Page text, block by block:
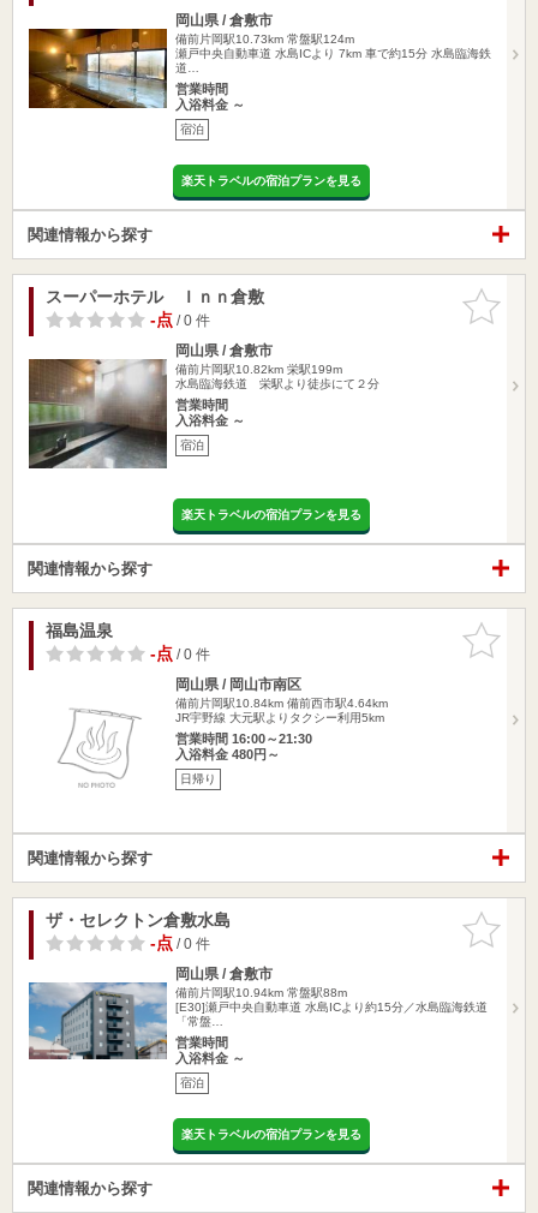
岡山県 / 倉敷市
備前片岡駅10.73km 常盤駅124m
瀬戸中央自動車道 水島ICより 7km 車で約15分 水島臨海鉄
道…
営業時間
入浴料金 ～
宿泊
楽天トラベルの宿泊プランを見る
関連情報から探す
お気に入
りに追加
スーパーホテル Ｉｎｎ倉敷
-点/ 0 件
岡山県 / 倉敷市
備前片岡駅10.82km 栄駅199m
水島臨海鉄道 栄駅より徒歩にて２分
営業時間
入浴料金 ～
宿泊
楽天トラベルの宿泊プランを見る
関連情報から探す
お気に入
りに追加
福島温泉
-点/ 0 件
岡山県 / 岡山市南区
備前片岡駅10.84km 備前西市駅4.64km
JR宇野線 大元駅よりタクシー利用5km
営業時間 16:00～21:30
入浴料金 480円～
日帰り
関連情報から探す
お気に入
りに追加
ザ・セレクトン倉敷水島
-点/ 0 件
岡山県 / 倉敷市
備前片岡駅10.94km 常盤駅88m
[E30]瀬戸中央自動車道 水島ICより約15分／水島臨海鉄道
「常盤…
営業時間
入浴料金 ～
宿泊
楽天トラベルの宿泊プランを見る
関連情報から探す